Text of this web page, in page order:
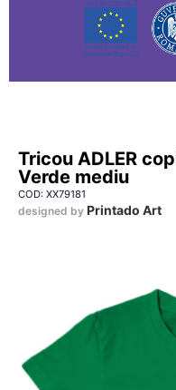
Tricou ADLER
Verde mediu
COD: XX79181
designed by Printado Art